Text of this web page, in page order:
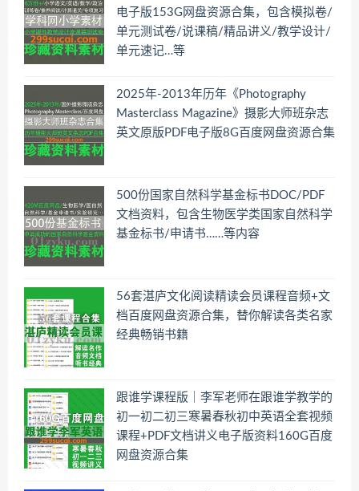
电子版153G网盘资源合集，包含模拟卷/
单元测试卷/说课稿/精品讲义/教学设计/
单元速记…等
2025年-2013年历年《Photography
Masterclass Magazine》摄影大师班杂志
英文原版PDF电子版8G百度网盘资源合集
500份国家自然科学基金标书DOC/PDF
文档资料，包含生物医学类国家自然科学
基金标书/申请书……等内容
56套湛庐文化阅读精读会员课程音频+文
档百度网盘资源合集，替你解读各类名家
经典畅销书籍
跟谁学课程版｜李军老师在跟谁学教学的
初一初二初三寒暑春秋初中英语全套视频
课程+PDF文档讲义电子版资料160G百度
网盘资源合集